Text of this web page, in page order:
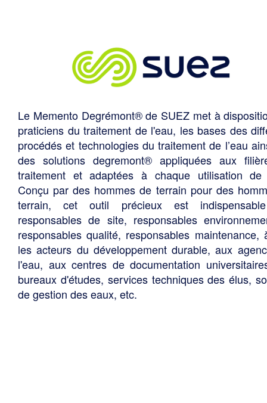
Le Memento Degrémont® de SUEZ met à
praticiens du traitement de l'eau, les bases des
procédés et technologies du traitement de l’eau
des solutions degremont® appliquées aux
traitement et adaptées à chaque utilisation de
Conçu par des hommes de terrain pour des
terrain, cet outil précieux est
responsables de site, responsables
responsables qualité, responsables maintenance,
les acteurs du développement durable, aux
l'eau, aux centres de documentation
bureaux d'études, services techniques des élus,
de gestion des eaux, etc.